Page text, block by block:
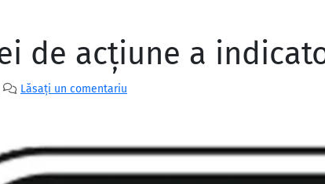
de acțiune a
Lăsați un comentariu